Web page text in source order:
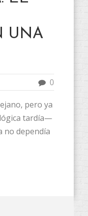
UNA
0
pero ya
tardía—
no dependía